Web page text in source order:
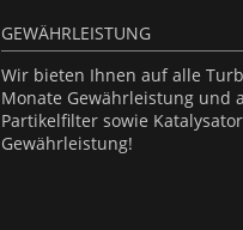
GEWÄHRLEISTUNG
Wir bieten Ihnen auf alle
Monate Gewährleistung und
Partikelfilter sowie
Gewährleistung!